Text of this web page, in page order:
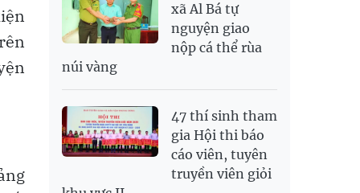
xã Al Bá tự
nguyện giao
nộp cá thể rùa
núi vàng
47 thí sinh tham
gia Hội thi báo
cáo viên, tuyên
truyền viên giỏi